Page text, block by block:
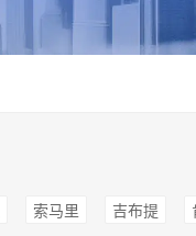
索马里 吉布提